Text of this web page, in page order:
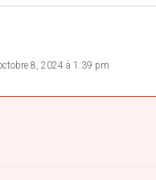
8, 2024 à 1:39 pm